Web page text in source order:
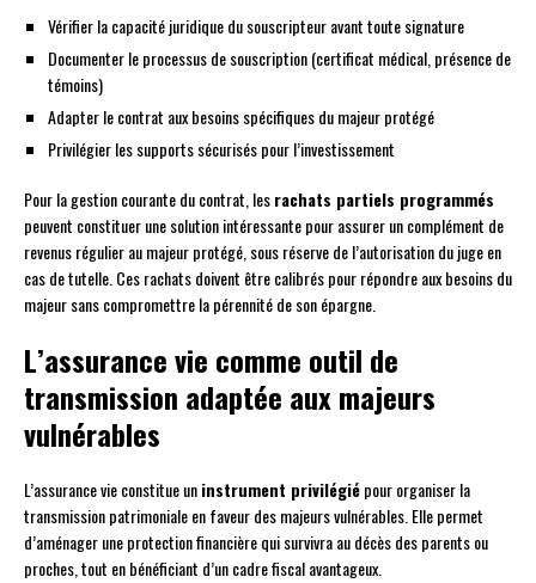
Vérifier la capacité juridique du souscripteur avant toute signature
Documenter le processus de souscription (certificat médical, présence de
témoins)
Adapter le contrat aux besoins spécifiques du majeur protégé
Privilégier les supports sécurisés pour l’investissement
Pour la gestion courante du contrat, lesrachats partiels programmés
peuvent constituer une solution intéressante pour assurer un complément de
revenus régulier au majeur protégé, sous réserve de l’autorisation du juge en
cas de tutelle. Ces rachats doivent être calibrés pour répondre aux besoins du
majeur sans compromettre la pérennité de son épargne.
L’assurance vie comme outil de
transmission adaptée aux majeurs
vulnérables
L’assurance vie constitue uninstrument privilégiépour organiser la
transmission patrimoniale en faveur des majeurs vulnérables. Elle permet
d’aménager une protection financière qui survivra au décès des parents ou
proches, tout en bénéficiant d’un cadre fiscal avantageux.